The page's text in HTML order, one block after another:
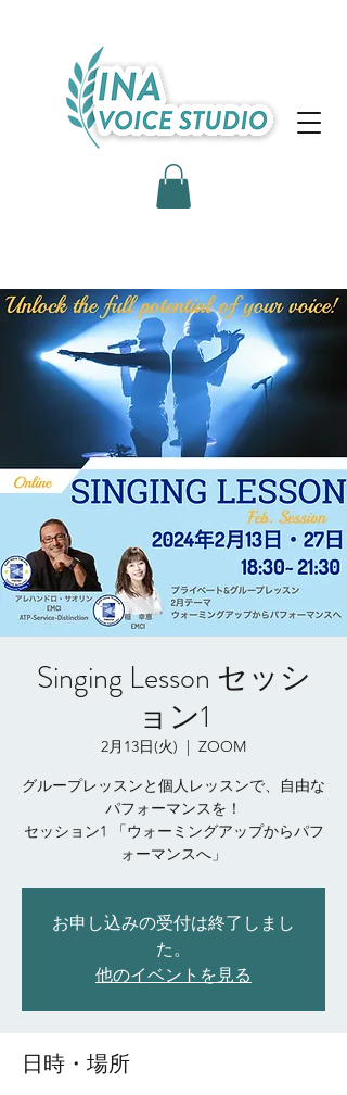
Singing Lesson セッシ
ョン1
2月13日(火)
  |
ZOOM
グループレッスンと個人レッスンで、自由な
パフォーマンスを！
セッション1 「ウォーミングアップからパフ
ォーマンスへ」
お申し込みの受付は終了しまし
た。
他のイベントを見る
日時・場所